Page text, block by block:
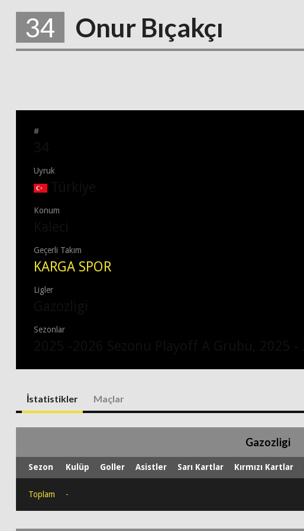
34 Onur Bıçakçı
#
Uyruk
Konum
Geçerli Takım
KARGA SPOR
Ligler
Sezonlar
İstatistikler Maçlar
Gazozligi
Sezon Kulüp Goller Asistler Sarı Kartlar Kırmızı Kartlar
Toplam -